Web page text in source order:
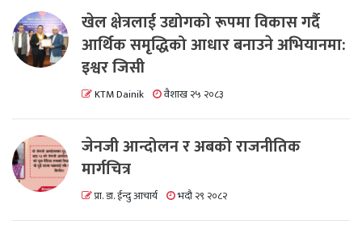
खेल क्षेत्रलाई उद्योगको रूपमा विकास गर्दै
आर्थिक समृद्धिको आधार बनाउने अभियानमा:
इश्वर जिसी
KTM Dainik वैशाख २५ २०८३
जेनजी आन्दोलन र अबको राजनीतिक
मार्गचित्र
प्रा. डा. ईन्दु आचार्य भदौ २९ २०८२